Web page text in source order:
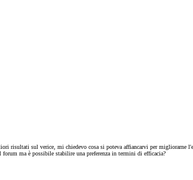
sul verice, mi chiedevo cosa si poteva affiancarvi per migliorarne
ma è possibile stabilire una preferenza in termini di efficacia?